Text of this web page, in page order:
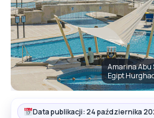
Amarina Abu
Egipt
Data publikacji: 24 października